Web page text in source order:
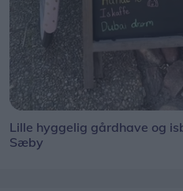
Lille hyggelig gårdhave og
Sæby